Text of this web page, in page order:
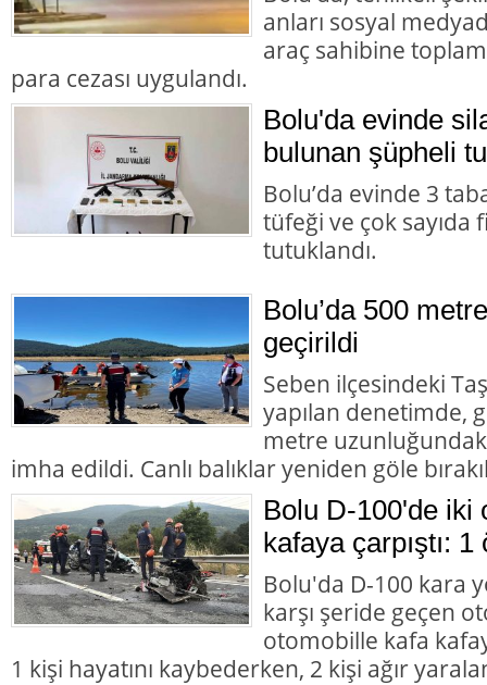
anları sosyal
araç sahibine
para cezası uygulandı.
Bolu'da evinde
bulunan şüpheli
Bolu’da evinde 3
tüfeği ve çok
tutuklandı.
Bolu’da 500
geçirildi
Seben ilçesindeki
yapılan denetimde,
metre
imha edildi. Canlı balıklar yeniden göle
Bolu D-100'de iki
kafaya çarpıştı: 1
Bolu'da D-100 kara
karşı şeride geçen
otomobille kafa
1 kişi hayatını kaybederken, 2 kişi ağır